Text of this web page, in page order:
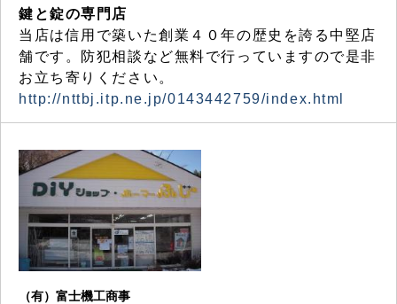
鍵と錠の専門店
当店は信用で築いた創業４０年の歴史を誇る中堅店
舗です。防犯相談など無料で行っていますので是非
お立ち寄りください。
http://nttbj.itp.ne.jp/0143442759/index.html
（有）富士機工商事